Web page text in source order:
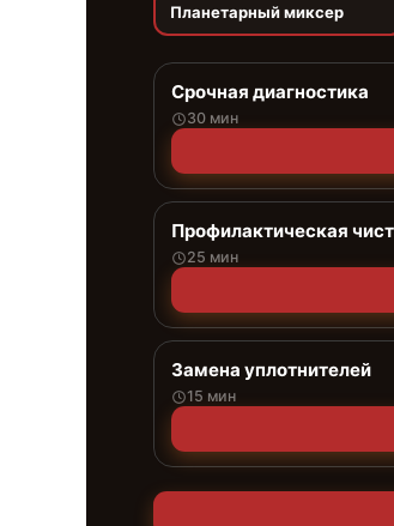
Планетарный миксер
Срочная диагностика
30 мин
Профилактическая
25 мин
Замена уплотнителей
15 мин